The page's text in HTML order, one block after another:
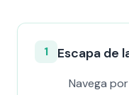
1 Escapa de
Navega